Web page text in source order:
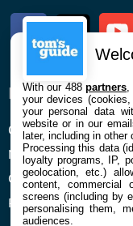
FacebookTwitter
ENTREPRISE
Qui sommes nous
Mentions légales et
Confidentialité et
Préférences cookies
With our 488partners
your devices
your personal data
website or in our
later, including in other
Processing this data
loyalty programs, IP,
geolocation, etc.)
content,
screens (including by
personalising them,
audiences.